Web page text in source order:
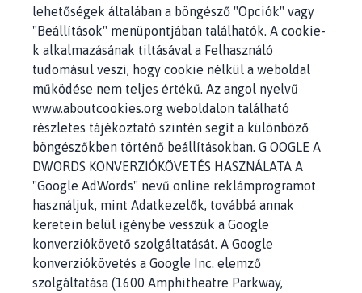
lehetőségek általában a böngésző "Opciók" vagy
"Beállítások" menüpontjában találhatók. A cookie-
k alkalmazásának tiltásával a Felhasználó
tudomásul veszi, hogy cookie nélkül a weboldal
működése nem teljes értékű. Az angol nyelvű
www.aboutcookies.org weboldalon található
részletes tájékoztató szintén segít a különböző
böngészőkben történő beállításokban. G OOGLE A
DWORDS KONVERZIÓKÖVETÉS HASZNÁLATA A
"Google AdWords" nevű online reklámprogramot
használjuk, mint Adatkezelők, továbbá annak
keretein belül igénybe vesszük a Google
konverziókövető szolgáltatását. A Google
konverziókövetés a Google Inc. elemző
szolgáltatása (1600 Amphitheatre Parkway,